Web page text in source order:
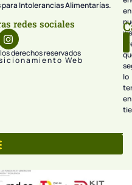
Intolerancias Alimentarías.
redes sociales
derechos reservados
Web
en
lo
en